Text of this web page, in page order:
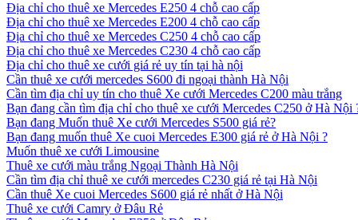
Địa chỉ cho thuê xe Mercedes E250 4 chỗ cao cấp
Địa chỉ cho thuê xe Mercedes E200 4 chỗ cao cấp
Địa chỉ cho thuê xe Mercedes C250 4 chỗ cao cấp
Địa chỉ cho thuê xe Mercedes C230 4 chỗ cao cấp
Địa chỉ cho thuê xe cưới giá rẻ uy tín tại hà nội
Cần thuê xe cưới mercedes S600 đi ngoại thành Hà Nội
Cần tìm địa chỉ uy tín cho thuê Xe cưới Mercedes C200 màu trắng
Bạn đang cần tìm địa chỉ cho thuê xe cưới Mercedes C250 ở Hà Nội
Bạn đang Muốn thuê Xe cưới Mercedes S500 giá rẻ?
Bạn đang muốn thuê Xe cuoi Mercedes E300 giá rẻ ở Hà Nội ?
Muốn thuê xe cưới Limousine
Thuê xe cưới màu trắng Ngoại Thành Hà Nội
Cần tìm địa chỉ thuê xe cưới mercedes C230 giá rẻ tại Hà Nội
Cần thuê Xe cuoi Mercedes S600 giá rẻ nhất ở Hà Nội
Thuê xe cưới Camry ở Đâu Rẻ